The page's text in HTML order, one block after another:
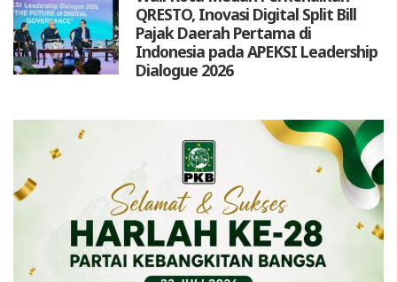
QRESTO, Inovasi Digital Split Bill
Pajak Daerah Pertama di
Indonesia pada APEKSI Leadership
Dialogue 2026